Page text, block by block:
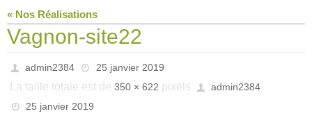
« Nos Réalisations
Vagnon-site22
admin2384 25 janvier 2019
La taille totale est de 350 × 622 pixels
admin2384
25 janvier 2019